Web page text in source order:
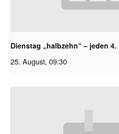
Dienstag „halbzehn“ – jeden
25. August, 09:30